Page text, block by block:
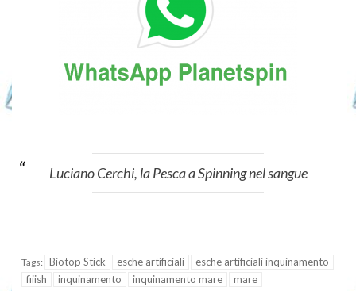
Luciano Cerchi, la Pesca a Spinning nel sangue
Tags: Biotop Stick esche artificiali
esche artificiali inquinamento
fiiish
inquinamento inquinamento mare mare